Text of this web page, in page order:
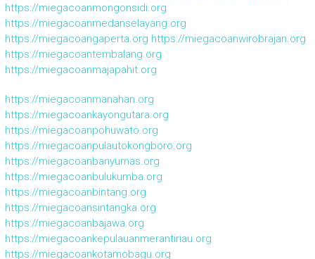
https://miegacoanmongonsidi.org
https://miegacoanmedanselayang.org
https://miegacoangaperta.org https://miegacoanwirobrajan.org
https://miegacoantembalang.org
https://miegacoanmajapahit.org
https://miegacoanmanahan.org
https://miegacoankayongutara.org
https://miegacoanpohuwato.org
https://miegacoanpulautokongboro.org
https://miegacoanbanyumas.org
https://miegacoanbulukumba.org
https://miegacoanbintang.org
https://miegacoansintangka.org
https://miegacoanbajawa.org
https://miegacoankepulauanmerantiriau.org
https://miegacoankotamobagu.org